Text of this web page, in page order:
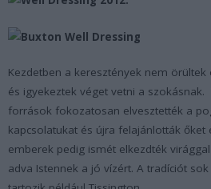
Kezdetben a keresztények nem
és igyekeztek véget vetni a szokásnak.
források fokozatosan elvesztették a
kapcsolatukat és újra felajánlották őket
emberek pedig ismét elkezdték
adva Istennek a jó vízért. A tradíciót